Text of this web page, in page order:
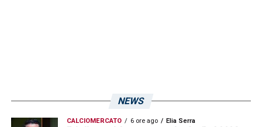
Javier Mena si preannuncia quindi
interessante. Da un lato c’è ilCagliari
, la
NEWS
CALCIOMERCATO 6 ore ago Elia Serra